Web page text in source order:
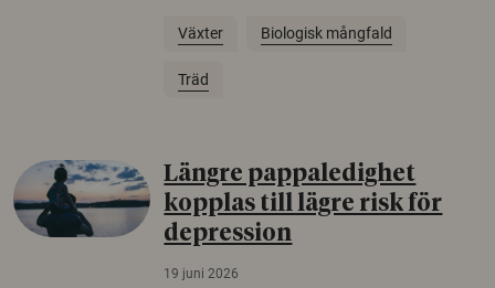
Växter Biologisk mångfald
Träd
Längre pappaledighet
kopplas till lägre risk för
depression
19 juni 2026